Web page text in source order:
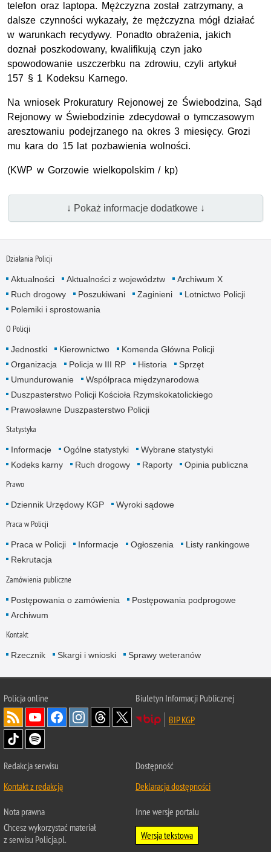
telefon oraz laptopa. Mężczyzna został zatrzymany, a
dalsze czynności wykazały, że mężczyzna mógł działać
w warunkach recydywy. Ponadto obrażenia, jakich
doznał poszkodowany, kwalifikują czyn jako
spowodowanie uszczerbku na zdrowiu, czyli artykuł
157 § 1 Kodeksu Karnego.
Na wniosek Prokuratury Rejonowej ze Świebodzina, Sąd
Rejonowy w Świebodzinie zdecydował o tymczasowym
aresztowaniu podejrzanego na okres 3 miesięcy. Grozi
mu kara do 15 lat pozbawienia wolności.
(KWP w Gorzowie wielkopolskim / kp)
↓ Pokaż informacje dodatkowe ↓
Działania Policji
Aktualności Aktualności z województw
Archiwum X
Ruch drogowy
Poszukiwani Zaginieni
Lotnictwo Policji
Polemiki i sprostowania
O Policji
Jednostki Kierownictwo
Komenda Główna Policji
Organizacja
Policja w III RP Historia
Sprzęt
Umundurowanie
Współpraca międzynarodowa
Duszpasterstwo Policji Kościoła Rzymskokatolickiego
Prawosławne Duszpasterstwo Policji
Statystyka
Informacje Ogólne statystyki
Wybrane statystyki
Kodeks karny
Ruch drogowy Raporty Opinia publiczna
Prawo
Dziennik Urzędowy KGP Wyroki sądowe
Praca w Policji
Praca w Policji Informacje Ogłoszenia
Listy rankingowe
Rekrutacja
Zamówienia publiczne
Postępowania o zamówienia
Postępowania podprogowe
Archiwum
Kontakt
Rzecznik Skargi i wnioski Sprawy weteranów
Policjaonline
Biuletyn Informacji Publicznej
BIP KGP
Redakcja serwisu
Kontakt z redakcją
Dostępność
Deklaracja dostępności
Nota prawna
Chcesz wykorzystać materiał
z serwisu Policja.pl.
Inne wersje portalu
Wersja tekstowa